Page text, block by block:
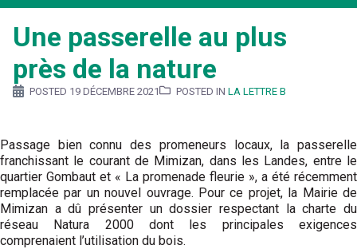
Une passerelle au plus
près de la nature
POSTED 19 DÉCEMBRE 2021 POSTED IN LA LETTRE B
Passage bien connu des promeneurs locaux, la passerelle
franchissant le courant de Mimizan, dans les Landes, entre le
quartier Gombaut et « La promenade fleurie », a été récemment
remplacée par un nouvel ouvrage. Pour ce projet, la Mairie de
Mimizan a dû présenter un dossier respectant la charte du
réseau Natura 2000 dont les principales exigences
comprenaient l’utilisation du bois.